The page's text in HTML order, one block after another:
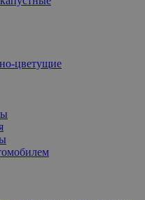
цветущие